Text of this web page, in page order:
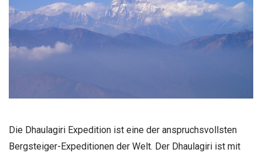
Die Dhaulagiri Expedition ist eine der anspruchsvollsten
Bergsteiger-Expeditionen der Welt. Der Dhaulagiri ist mit